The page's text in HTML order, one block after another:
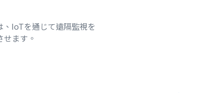
IoTを通じて遠隔監視を
ます。